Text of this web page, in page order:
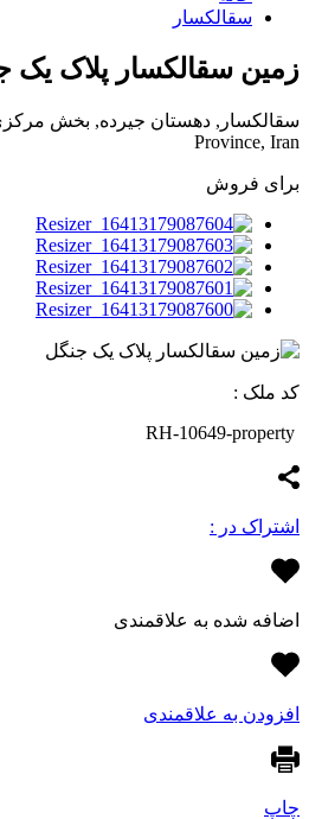
سقالکسار
زمین سقالکسار پلاک یک
Province, Iran
برای فروش
کد ملک :
اشتراک در :
اضافه شده به علاقمندی
افزودن به علاقمندی
چاپ